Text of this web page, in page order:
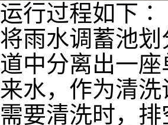
运行过程如下∶
将雨水调蓄池
道中分离出一
来水，作为清
需要清洗时，